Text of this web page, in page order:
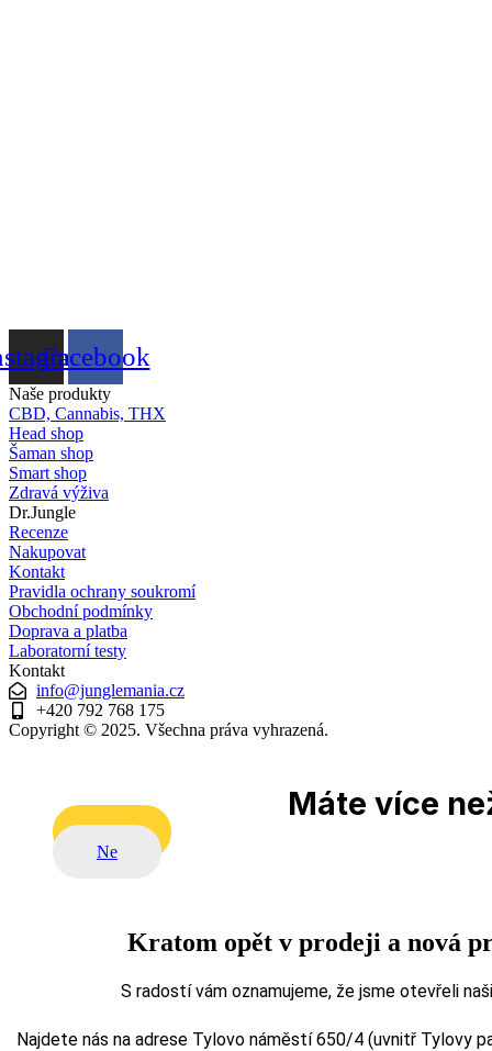
Facebook
Naše produkty
CBD, Cannabis, THX
Head shop
Šaman shop
Smart shop
Zdravá výživa
Dr.Jungle
Recenze
Nakupovat
Kontakt
Pravidla ochrany soukromí
Obchodní podmínky
Doprava a platba
Laboratorní testy
Kontakt
info@junglemania.cz
+420 792 768 175
Copyright © 2025. Všechna práva vyhrazená.
Máte více
Ne
Kratom opět v prodeji a nová
S radostí vám oznamujeme, že jsme otevřeli
Najdete nás na adrese Tylovo náměstí 650/4 (uvnitř Tylovy